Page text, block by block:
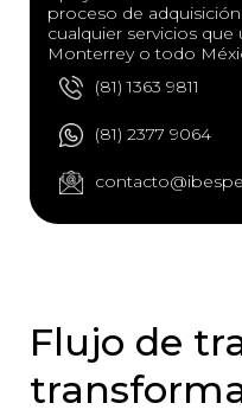
proceso de
cualquier servicios que
Monterrey o todo
(81) 1363 9811
(81) 2377 9064
Flujo de